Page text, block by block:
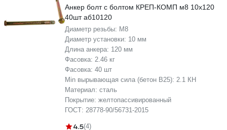
Анкер болт с болтом КРЕП-КОМП м8 10х120
40шт аб10120
Диаметр резьбы: М8
Диаметр установки: 10 мм
Длина анкера: 120 мм
Фасовка: 2.46 кг
Фасовка: 40 шт
Min вырывающая сила (бетон B25): 2.1 КН
Материал: сталь
Покрытие: желтопассивированный
ГОСТ: 28778-90/56731-2015
4.5(4)